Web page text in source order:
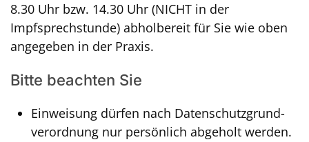
8.30 Uhr bzw. 14.30 Uhr (NICHT in der
Impfsprechstunde) abholbereit für Sie wie oben
angegeben in der Praxis.
Bitte beachten Sie
Einweisung dürfen nach Datenschutz­grund­
verordnung nur persönlich abgeholt werden.